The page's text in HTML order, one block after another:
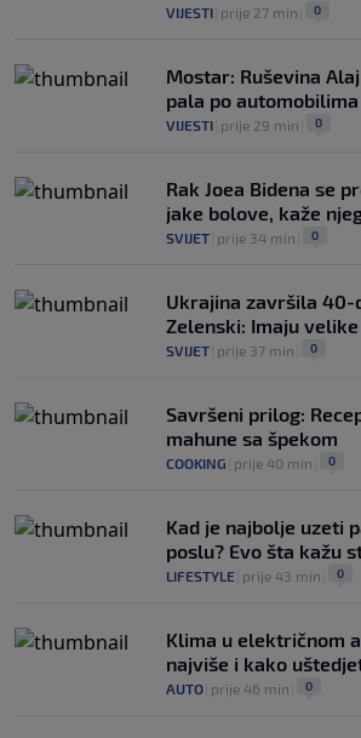
VIJESTI prije 27 min 0
Mostar: Ruševina
pala po automobilima
VIJESTI prije 29 min 0
Rak Joea Bidena se
jake bolove, kaže
SVIJET prije 34 min 0
Ukrajina završila 40-
Zelenski: Imaju
SVIJET prije 37 min 0
Savršeni prilog:
mahune sa špekom
COOKING prije 40 min 0
Kad je najbolje uzeti
poslu? Evo šta kažu
LIFESTYLE prije 43 min 0
Klima u električnom
najviše i kako
AUTO prije 46 min 0